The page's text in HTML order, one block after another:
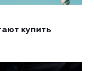
купить